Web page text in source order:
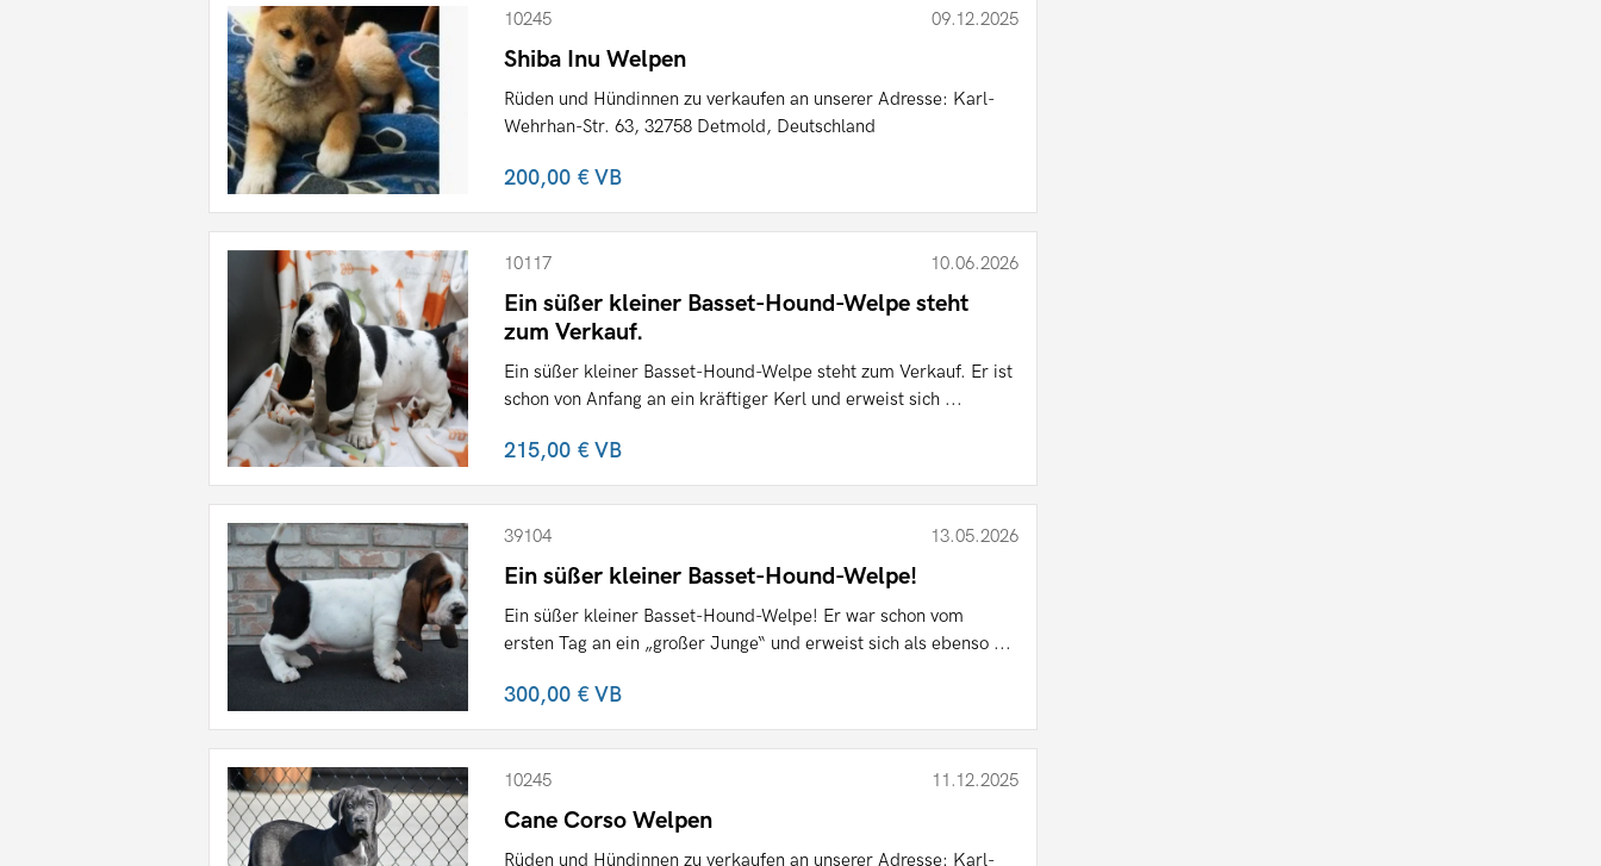
10245 09.12.2025
Shiba Inu Welpen
Rüden und Hündinnen zu verkaufen an unserer Adresse: Karl-
Wehrhan-Str. 63, 32758 Detmold, Deutschland
200,00 €VB
10117 10.06.2026
Ein süßer kleiner Basset-Hound-Welpe steht
zum Verkauf.
Ein süßer kleiner Basset-Hound-Welpe steht zum Verkauf. Er ist
schon von Anfang an ein kräftiger Kerl und erweist sich ...
215,00 €VB
39104 13.05.2026
Ein süßer kleiner Basset-Hound-Welpe!
Ein süßer kleiner Basset-Hound-Welpe! Er war schon vom
ersten Tag an ein „großer Junge“ und erweist sich als ebenso ...
300,00 €VB
10245 11.12.2025
Cane Corso Welpen
Rüden und Hündinnen zu verkaufen an unserer Adresse: Karl-